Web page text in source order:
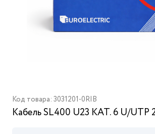
Код товара: 3031201-0RIB
Кабель SL400 U23 КАТ. 6 U/UTP